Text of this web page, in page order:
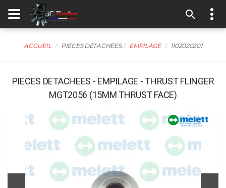
ACCUEIL PIÈCES DÉTACHÉES EMPILAGE 1102020201
PIECES DETACHEES - EMPILAGE - THRUST FLINGER
MGT2056 (15MM THRUST FACE)